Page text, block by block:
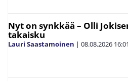
Nyt on synkkää – Olli
takaisku
Lauri Saastamoinen | 08.08.2026 16:01